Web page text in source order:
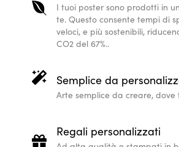
I tuoi poster sono prodotti in
te. Questo consente tempi di
veloci, e più sostenibili,
CO2 del 67%..
Semplice da
Arte semplice da creare, dove
Regali personalizzati